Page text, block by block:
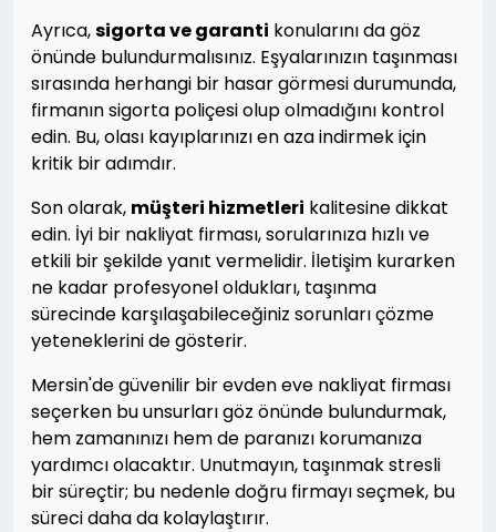
Ayrıca,sigorta ve garanti konularını da göz
önünde bulundurmalısınız. Eşyalarınızın taşınması
sırasında herhangi bir hasar görmesi durumunda,
firmanın sigorta poliçesi olup olmadığını kontrol
edin. Bu, olası kayıplarınızı en aza indirmek için
kritik bir adımdır.
Son olarak, müşteri hizmetleri kalitesine dikkat
edin. İyi bir nakliyat firması, sorularınıza hızlı ve
etkili bir şekilde yanıt vermelidir. İletişim kurarken
ne kadar profesyonel oldukları, taşınma
sürecinde karşılaşabileceğiniz sorunları çözme
yeteneklerini de gösterir.
Mersin'de güvenilir bir evden eve nakliyat firması
seçerken bu unsurları göz önünde bulundurmak,
hem zamanınızı hem de paranızı korumanıza
yardımcı olacaktır. Unutmayın, taşınmak stresli
bir süreçtir; bu nedenle doğru firmayı seçmek, bu
süreci daha da kolaylaştırır.